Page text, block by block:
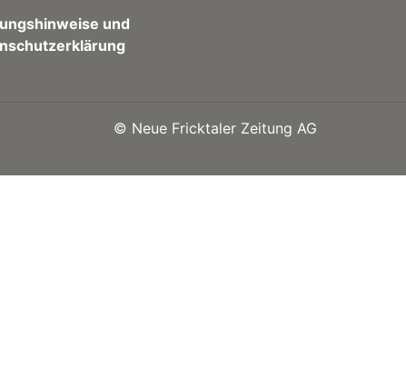
und
© Neue Fricktaler Zeitung AG